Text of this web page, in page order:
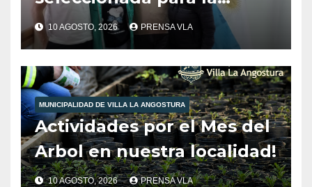
Selección Argentina de
Hockey Sub 14.
10 AGOSTO, 2026 PRENSA VLA
MUNICIPALIDAD DE VILLA LA ANGOSTURA
Actividades por el Mes del
Arbol en nuestra localidad!
10 AGOSTO, 2026 PRENSA VLA